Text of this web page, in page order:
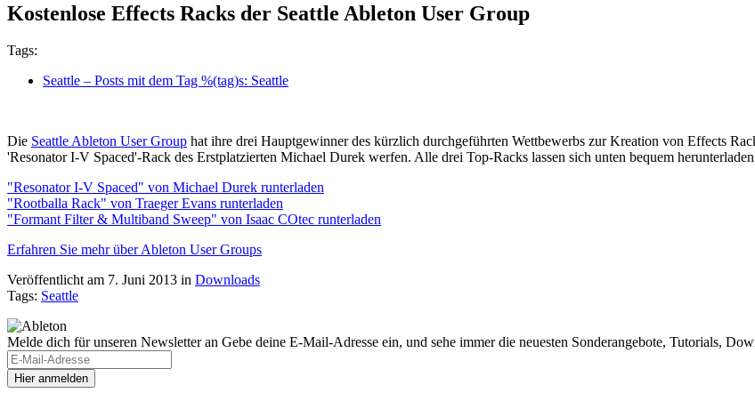
Kostenlose Effects Racks der Seattle Ableton User Group
Tags:
Seattle – Posts mit dem Tag %(tag)s: Seattle
Die Seattle Ableton User Group hat ihre drei Hauptgewinner des kürzlich durchgeführten Wettbewerbs zur Kreation von Effects
'Resonator I-V Spaced'-Rack des Erstplatzierten Michael Durek werfen. Alle drei Top-Racks lassen sich unten bequem
"Resonator I-V Spaced" von Michael Durek runterladen
"Rootballa Rack" von Traeger Evans runterladen
"Formant Filter & Multiband Sweep" von Isaac COtec runterladen
Erfahren Sie mehr über Ableton User Groups
Veröffentlicht am 7. Juni 2013 in Downloads
Tags: Seattle
Melde dich für unseren Newsletter an Gebe deine E-Mail-Adresse ein, und sehe immer die neuesten Sonderangebote, Tutorials,